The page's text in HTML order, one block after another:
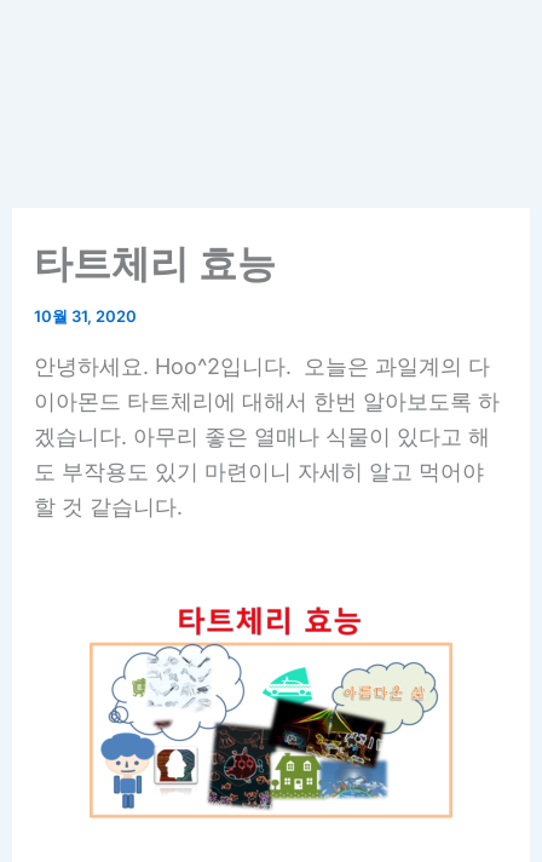
타트체리 효능
10월 31, 2020
안녕하세요. Hoo^2입니다. 오늘은 과일계의 다
이아몬드 타트체리에 대해서 한번 알아보도록 하
겠습니다. 아무리 좋은 열매나 식물이 있다고 해
도 부작용도 있기 마련이니 자세히 알고 먹어야
할 것 같습니다.